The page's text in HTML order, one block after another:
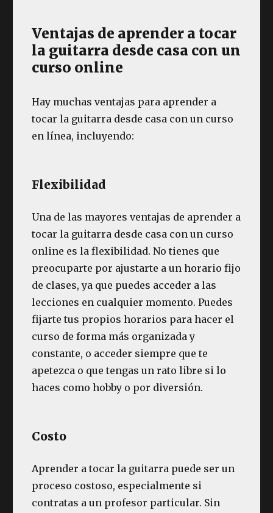
Ventajas de aprender a tocar
la guitarra desde casa con un
curso online
Hay muchas ventajas para aprender a
tocar la guitarra desde casa con un curso
en línea, incluyendo:
Flexibilidad
Una de las mayores ventajas de aprender a
tocar la guitarra desde casa con un curso
online es la flexibilidad. No tienes que
preocuparte por ajustarte a un horario fijo
de clases, ya que puedes acceder a las
lecciones en cualquier momento. Puedes
fijarte tus propios horarios para hacer el
curso de forma más organizada y
constante, o acceder siempre que te
apetezca o que tengas un rato libre si lo
haces como hobby o por diversión.
Costo
Aprender a tocar la guitarra puede ser un
proceso costoso, especialmente si
contratas a un profesor particular. Sin